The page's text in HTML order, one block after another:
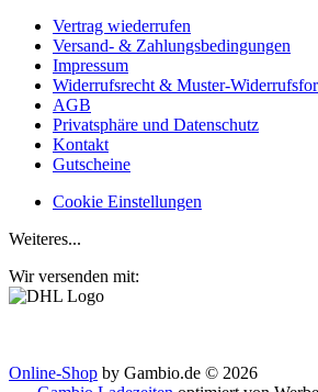
Vertrag wiederrufen
Versand- & Zahlungsbedingungen
Impressum
Widerrufsrecht & Muster-
AGB
Privatsphäre und Datenschutz
Kontakt
Gutscheine
Cookie Einstellungen
Weiteres...
Wir versenden mit:
Online-Shop by Gambio.de © 2026